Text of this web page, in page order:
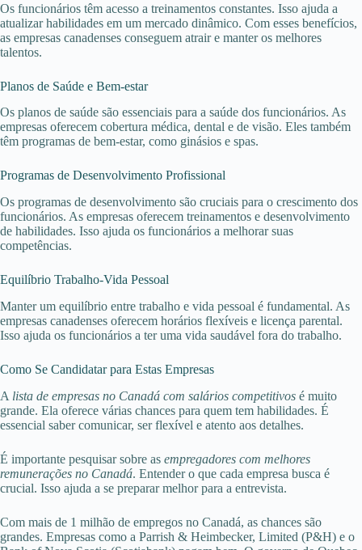
Os funcionários têm acesso a treinamentos constantes. Isso ajuda a
atualizar habilidades em um mercado dinâmico. Com esses benefícios,
as empresas canadenses conseguem atrair e manter os melhores
talentos.
Planos de Saúde e Bem-estar
Os planos de saúde são essenciais para a saúde dos funcionários. As
empresas oferecem cobertura médica, dental e de visão. Eles também
têm programas de bem-estar, como ginásios e spas.
Programas de Desenvolvimento Profissional
Os programas de desenvolvimento são cruciais para o crescimento dos
funcionários. As empresas oferecem treinamentos e desenvolvimento
de habilidades. Isso ajuda os funcionários a melhorar suas
competências.
Equilíbrio Trabalho-Vida Pessoal
Manter um equilíbrio entre trabalho e vida pessoal é fundamental. As
empresas canadenses oferecem horários flexíveis e licença parental.
Isso ajuda os funcionários a ter uma vida saudável fora do trabalho.
Como Se Candidatar para Estas Empresas
A lista de empresas no Canadá com salários competitivos é muito
grande. Ela oferece várias chances para quem tem habilidades. É
essencial saber comunicar, ser flexível e atento aos detalhes.
É importante pesquisar sobre as empregadores com melhores
remunerações no Canadá. Entender o que cada empresa busca é
crucial. Isso ajuda a se preparar melhor para a entrevista.
Com mais de 1 milhão de empregos no Canadá, as chances são
grandes. Empresas como a Parrish & Heimbecker, Limited (P&H) e o